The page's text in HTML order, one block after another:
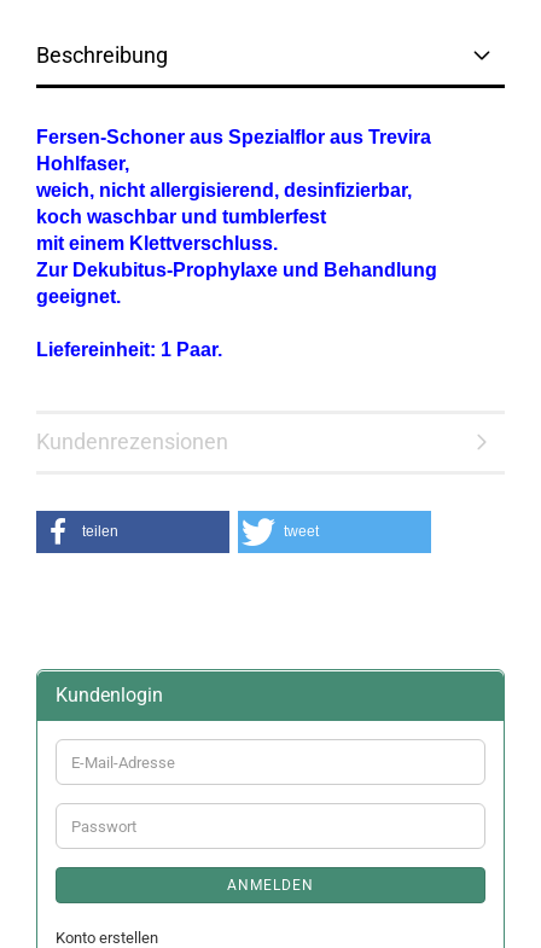
Beschreibung
Fersen-Schoner aus Spezialflor aus Trevira
Hohlfaser,
weich, nicht allergisierend, desinfizierbar,
koch waschbar und tumblerfest
mit einem Klettverschluss.
Zur Dekubitus-Prophylaxe und Behandlung
geeignet.
Liefereinheit: 1 Paar.
Kundenrezensionen
teilen tweet
Kundenlogin
E-
Mail-
Adresse
Passwort
ANMELDEN
Konto erstellen